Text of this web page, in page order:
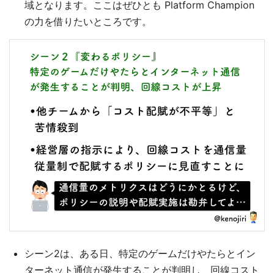
域となります。ここはぜひとも Platform Champion
の力を借りたいところです。
シーン2は、ある日、特定のゲームだけやたらとイン
ターネット通信が発生することが判明し、回線コスト